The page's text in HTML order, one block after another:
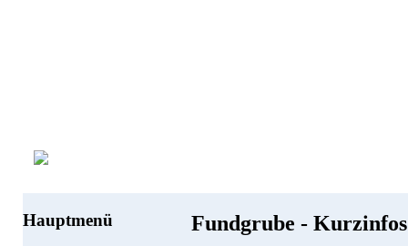
Hauptmenü Fundgrube -